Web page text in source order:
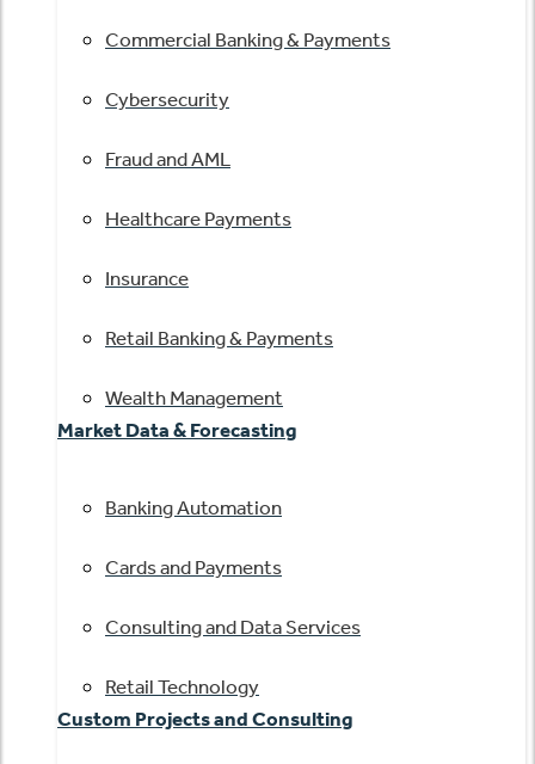
Commercial Banking & Payments
Cybersecurity
Fraud and AML
Healthcare Payments
Insurance
Retail Banking & Payments
Wealth Management
Market Data & Forecasting
Banking Automation
Cards and Payments
Consulting and Data Services
Retail Technology
Custom Projects and Consulting